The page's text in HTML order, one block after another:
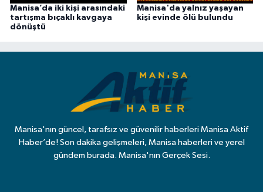
Manisa’da iki kişi arasındaki
tartışma bıçaklı kavgaya
dönüştü
Manisa'da yalnız yaşayan
kişi evinde ölü bulundu
Manisa'nın güncel, tarafsız ve güvenilir haberleri Manisa Aktif
Haber’de! Son dakika gelişmeleri, Manisa haberleri ve yerel
gündem burada. Manisa'nın Gerçek Sesi.